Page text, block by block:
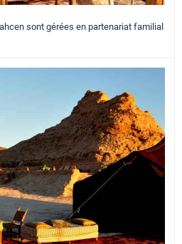
sont gérées en partenariat familial